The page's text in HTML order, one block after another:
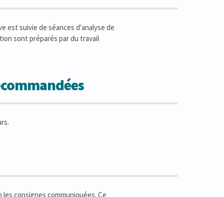
est suivie de séances d'analyse de
sont préparés par du travail
consignes communiquées. Ce